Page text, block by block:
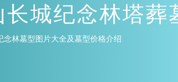
长城纪念林塔葬
念林墓型图片大全及墓型价格介绍